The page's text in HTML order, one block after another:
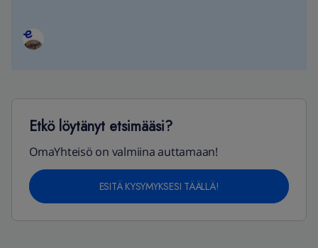
Etkö löytänyt etsimääsi?
OmaYhteisö on valmiina auttamaan!
ESITÄ KYSYMYKSESI TÄÄLLÄ!